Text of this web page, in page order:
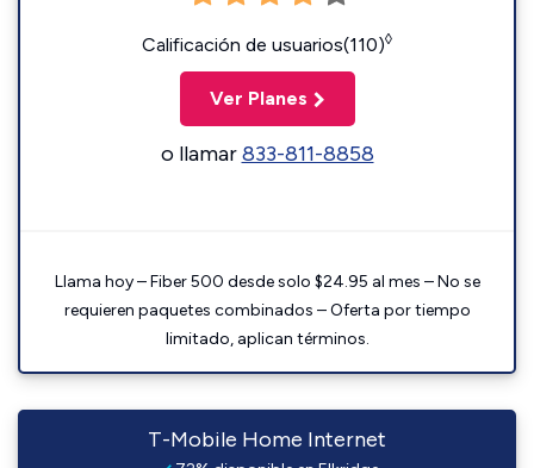
Calificación de usuarios(110)◊
Ver Planes
o llamar833-811-8858
Llama hoy – Fiber 500 desde solo $24.95 al mes – No se
requieren paquetes combinados – Oferta por tiempo
limitado, aplican términos.
T-Mobile Home Internet